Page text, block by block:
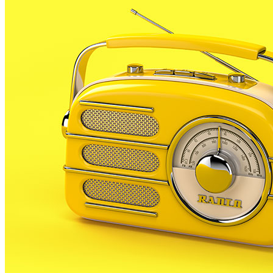
Les activitats d’aquest dissabte van ser una
amb una xocolatada. Durant tot el dia, a més, hi va
El nostre municipi hi ha participat amb la presència
TDAH’. També hi van actuar les alumnes de l’escola
Tot el recaptat durant la jornada anirà destinat a les
en les quals es forma a famílies i a diferents
membres de l’Associació TDAH Maresme i la Selva,
Tret d’aquestes activitats, l’Associació treballa
iniciativa d’un grup de pares i mares que convivien
de fer més amena la convivència amb el TDAH.
La jornada va comptar amb nombrós públic que va